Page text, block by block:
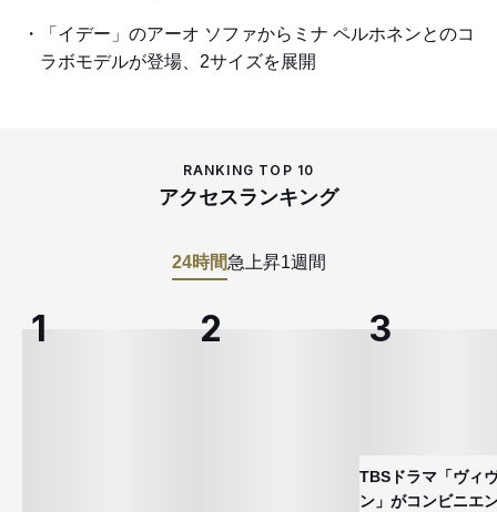
「イデー」のアーオ ソファからミナ ペルホネンとのコ
ラボモデルが登場、2サイズを展開
RANKING TOP 10
アクセスランキング
24時間急上昇1週間
TBSドラマ「ヴィ
ン」がコンビニエ